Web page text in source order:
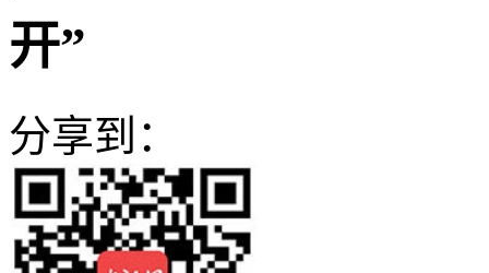
开”
分享到：